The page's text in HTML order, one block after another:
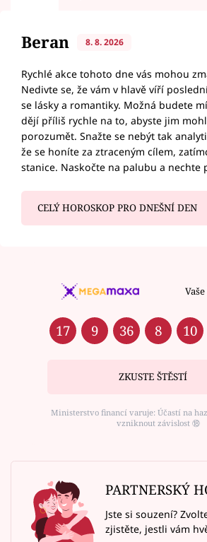
Beran 8. 8. 2026
Rychlé akce tohoto dne vás mohou
Nedivte se, že vám v hlavě víří
se lásky a romantiky. Možná budete
dějí příliš rychle na to, abyste jim
porozumět. Snažte se nebýt tak
že se honíte za ztraceným cílem,
stanice. Naskočte na palubu a nechte
CELÝ HOROSKOP PRO DNEŠNÍ DEN
17 9 36 8 10
ZKUSTE ŠTĚSTÍ
Ministerstvo financí varuje: Účastí na
vzniknout závislost ⑱
PARTNERSKÝ
Jste si souzení?
zjistěte, jestli vám